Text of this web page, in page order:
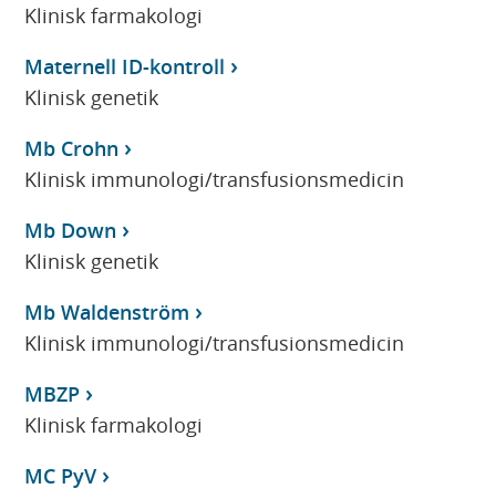
Klinisk farmakologi
Maternell ID-kontroll
Klinisk genetik
Mb Crohn
Klinisk immunologi/transfusionsmedicin
Mb Down
Klinisk genetik
Mb Waldenström
Klinisk immunologi/transfusionsmedicin
MBZP
Klinisk farmakologi
MC PyV